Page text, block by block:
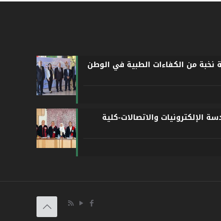
نخبة من الكفاءات الطبية في الوطن
الإلكترونيات والاتصالات-كلية